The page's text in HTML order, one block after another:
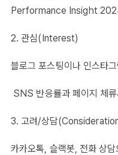
Performance Insight
2. 관심(Interest)
블로그 포스팅이나 인스타
SNS 반응률과 페이지 체
3. 고려/상담
카카오톡, 슬랙봇, 전화 상